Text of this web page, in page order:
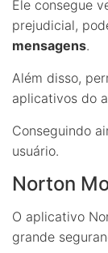
Ele consegue
prejudicial,
mensagens.
Além disso,
aplicativos do
Conseguindo
usuário.
Norton
O aplicativo
grande